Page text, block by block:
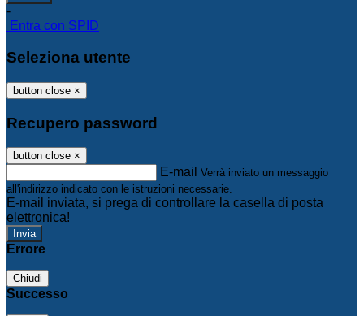
-
Entra con SPID
Seleziona utente
button close ×
Recupero password
button close ×
E-mail Verrà inviato un messaggio
all'indirizzo indicato con le istruzioni necessarie.
E-mail inviata, si prega di controllare la casella di posta
elettronica!
Errore
Chiudi
Successo